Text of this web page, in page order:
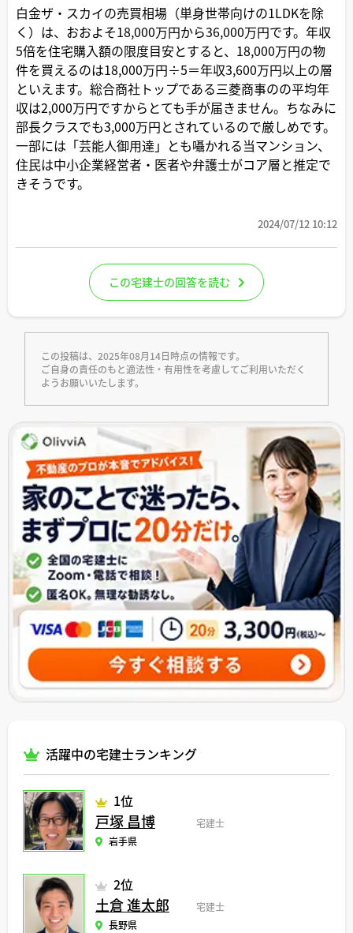
白金ザ・スカイの売買相場（単身世帯向けの1LDKを除
く）は、おおよそ18,000万円から36,000万円です。年収
5倍を住宅購入額の限度目安とすると、18,000万円の物
件を買えるのは18,000万円÷5＝年収3,600万円以上の層
といえます。総合商社トップである三菱商事のの平均年
収は2,000万円ですからとても手が届きません。ちなみに
部長クラスでも3,000万円とされているので厳しめです。
一部には「芸能人御用達」とも囁かれる当マンション、
住民は中小企業経営者・医者や弁護士がコア層と推定で
きそうです。
2024/07/12 10:12
この宅建士の回答を読む
この投稿は、2025年08月14日時点の情報です。
ご自身の責任のもと適法性・有用性を考慮してご利用いただく
ようお願いいたします。
活躍中の宅建士ランキング
1位
戸塚 昌博
宅建士
岩手県
2位
土倉 進太郎
宅建士
長野県